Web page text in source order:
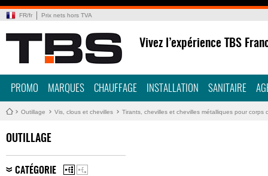
FR/fr Prix nets hors TVA
Vivez l’expérience TBS
PROMO MARQUES CHAUFFAGE INSTALLATION SANITAIRE
Outillage Vis, clous et chevilles Tirants, chevilles et chevilles métalliques pour corps
OUTILLAGE
CATÉGORIE